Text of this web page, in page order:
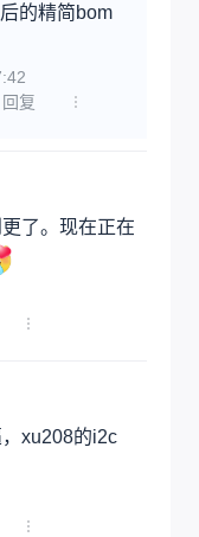
的精简bom
回复
了。现在正在
xu208的i2c